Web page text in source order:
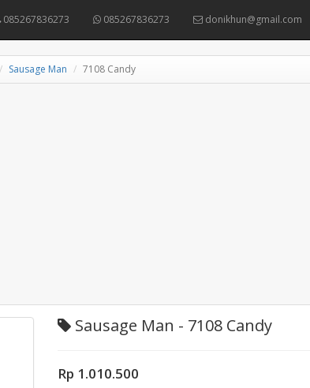
085267836273 085267836273 donikhun@gmail.com
Sausage Man 7108 Candy
Sausage Man - 7108 Candy
Rp 1.010.500